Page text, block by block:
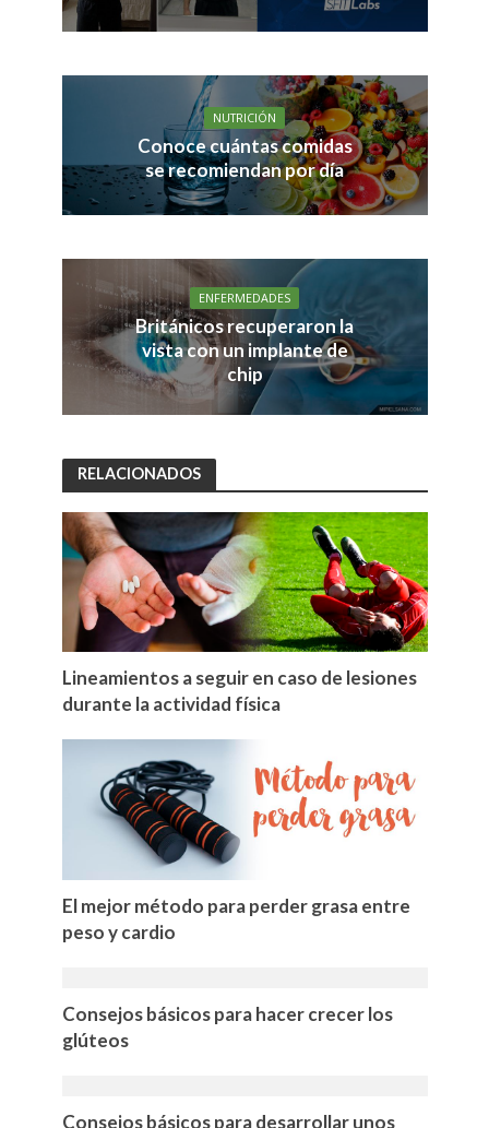
NUTRICIÓN
Conoce cuántas comidas
se recomiendan por día
ENFERMEDADES
Británicos recuperaron la
vista con un implante de
chip
RELACIONADOS
Lineamientos a seguir en caso de lesiones
durante la actividad física
El mejor método para perder grasa entre
peso y cardio
Consejos básicos para hacer crecer los
glúteos
Consejos básicos para desarrollar unos